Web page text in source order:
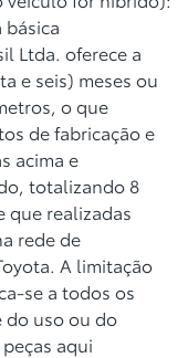
Ltda. oferece a
e seis) meses ou
o que
de fabricação e
acima e
totalizando 8
que realizadas
rede de
A limitação
se a todos os
do uso ou do
aqui